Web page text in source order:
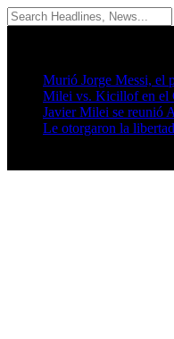
Murió Jorge Messi, el
Milei vs. Kicillof en el
Javier Milei se reunió
Le otorgaron la